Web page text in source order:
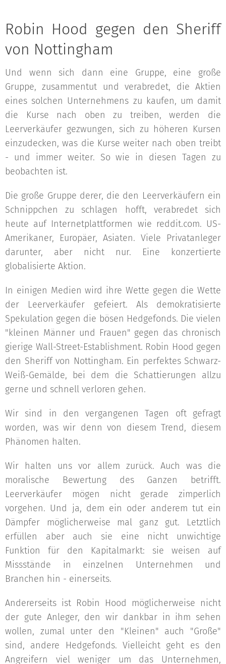
Robin Hood gegen den Sheriff
von Nottingham
Und wenn sich dann eine Gruppe, eine große
Gruppe, zusammentut und verabredet, die Aktien
eines solchen Unternehmens zu kaufen, um damit
die Kurse nach oben zu treiben, werden die
Leerverkäufer gezwungen, sich zu höheren Kursen
einzudecken, was die Kurse weiter nach oben treibt
- und immer weiter. So wie in diesen Tagen zu
beobachten ist.
Die große Gruppe derer, die den Leerverkäufern ein
Schnippchen zu schlagen hofft, verabredet sich
heute auf Internetplattformen wie reddit.com. US-
Amerikaner, Europäer, Asiaten. Viele Privatanleger
darunter, aber nicht nur. Eine konzertierte
globalisierte Aktion.
In einigen Medien wird ihre Wette gegen die Wette
der Leerverkäufer gefeiert. Als demokratisierte
Spekulation gegen die bösen Hedgefonds. Die vielen
"kleinen Männer und Frauen" gegen das chronisch
gierige Wall-Street-Establishment. Robin Hood gegen
den Sheriff von Nottingham. Ein perfektes Schwarz-
Weiß-Gemälde, bei dem die Schattierungen allzu
gerne und schnell verloren gehen.
Wir sind in den vergangenen Tagen oft gefragt
worden, was wir denn von diesem Trend, diesem
Phänomen halten.
Wir halten uns vor allem zurück. Auch was die
moralische Bewertung des Ganzen betrifft.
Leerverkäufer mögen nicht gerade zimperlich
vorgehen. Und ja, dem ein oder anderem tut ein
Dämpfer möglicherweise mal ganz gut. Letztlich
erfüllen aber auch sie eine nicht unwichtige
Funktion für den Kapitalmarkt: sie weisen auf
Missstände in einzelnen Unternehmen und
Branchen hin - einerseits.
Andererseits ist Robin Hood möglicherweise nicht
der gute Anleger, den wir dankbar in ihm sehen
wollen, zumal unter den "Kleinen" auch "Große"
sind, andere Hedgefonds. Vielleicht geht es den
Angreifern viel weniger um das Unternehmen,